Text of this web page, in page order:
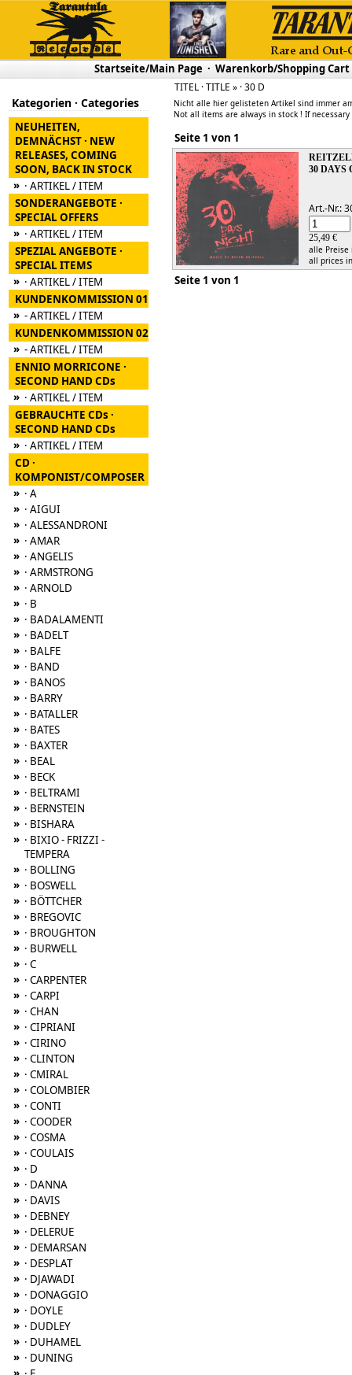
Startseite/Main Page · Warenkorb/Shopping Cart
Kategorien · Categories
NEUHEITEN,
DEMNÄCHST · NEW
RELEASES, COMING
SOON, BACK IN STOCK
» · ARTIKEL / ITEM
SONDERANGEBOTE ·
SPECIAL OFFERS
» · ARTIKEL / ITEM
SPEZIAL ANGEBOTE ·
SPECIAL ITEMS
» · ARTIKEL / ITEM
KUNDENKOMMISSION 01
» - ARTIKEL / ITEM
KUNDENKOMMISSION 02
» - ARTIKEL / ITEM
ENNIO MORRICONE ·
SECOND HAND CDs
» · ARTIKEL / ITEM
GEBRAUCHTE CDs ·
SECOND HAND CDs
» · ARTIKEL / ITEM
CD ·
KOMPONIST/COMPOSER
» · A
» · AIGUI
» · ALESSANDRONI
» · AMAR
» · ANGELIS
» · ARMSTRONG
» · ARNOLD
» · B
» · BADALAMENTI
» · BADELT
» · BALFE
» · BAND
» · BANOS
» · BARRY
» · BATALLER
» · BATES
» · BAXTER
» · BEAL
» · BECK
» · BELTRAMI
» · BERNSTEIN
» · BISHARA
» · BIXIO - FRIZZI -
TEMPERA
» · BOLLING
» · BOSWELL
» · BÖTTCHER
» · BREGOVIC
» · BROUGHTON
» · BURWELL
» · C
» · CARPENTER
» · CARPI
» · CHAN
» · CIPRIANI
» · CIRINO
» · CLINTON
» · CMIRAL
» · COLOMBIER
» · CONTI
» · COODER
» · COSMA
» · COULAIS
» · D
» · DANNA
» · DAVIS
» · DEBNEY
» · DELERUE
» · DEMARSAN
» · DESPLAT
» · DJAWADI
» · DONAGGIO
» · DOYLE
» · DUDLEY
» · DUHAMEL
» · DUNING
TITEL · TITLE » · 30 D
Nicht alle hier gelisteten Artikel sind immer
Not all items are always in stock ! If
Seite 1 von 1
30 DAYS
Art.-Nr.:
25,49 €
alle
all prices
Seite 1 von 1